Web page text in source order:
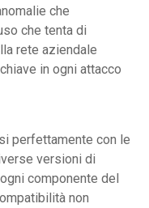
che
che tenta di
rete aziendale
in ogni attacco
perfettamente con le
versioni di
componente del
non